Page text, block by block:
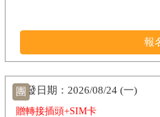
報
團
贈轉接插頭+SIM卡
2026/08/24 (一)